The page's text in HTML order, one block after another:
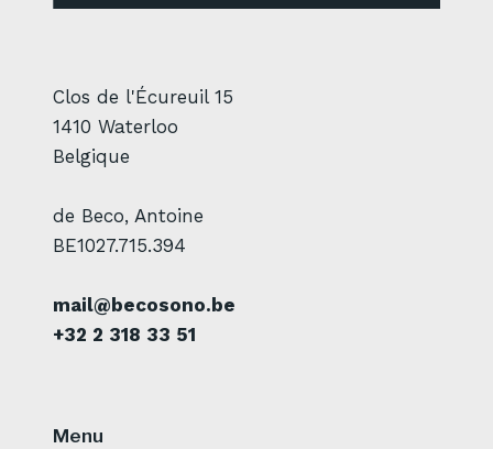
Clos de l'Écureuil 15
1410 Waterloo
Belgique
de Beco, Antoine
BE1027.715.394
mail@becosono.be
+32 2 318 33 51
Menu